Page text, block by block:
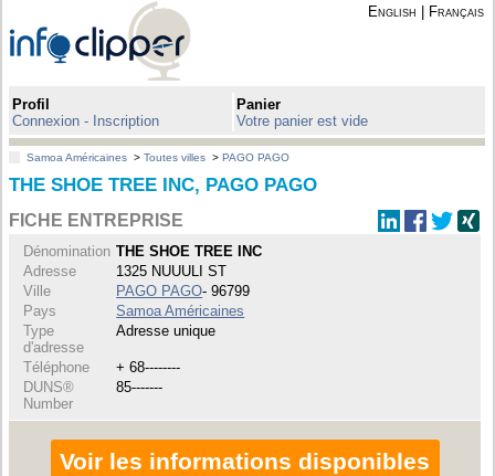
English Français
Profil
Connexion - Inscription
Panier
Votre panier est vide
Samoa Américaines >Toutes villes >PAGO PAGO
THE SHOE TREE INC, PAGO PAGO
FICHE ENTREPRISE
Dénomination THE SHOE TREE INC
Adresse
1325 NUUULI ST
Ville
PAGO PAGO- 96799
Pays
Samoa Américaines
Type
d'adresse
Adresse unique
Téléphone
+ 68--------
DUNS®
Number
85-------
Voir les informations disponibles